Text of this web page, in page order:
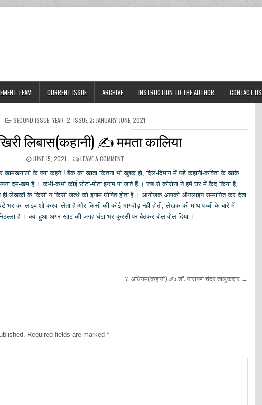
TEAM CURRENT ISSUE ARCHIVE INSTRUCTION TO THE AUTHOR CONTACT US
POSTED
IN
SECOND ISSUE: YEAR: 2, ISSUE:2; JANUARY-JUNE, 2021
लिबास(कहानी) ✍ ममता कालिया
PUBLISHED
JUNE 15, 2021 LEAVE A COMMENT
आखिरी
लिबास(कहानी)
✍
ममता
कालिया
के क्या कहने ! बैंक का खाता कितना भी खुश्क हो, दिल-दिमाग में पड़े कहानी-कविता के खाके
दम-खम है । कभी-कभी कोई छोटा-मोटा इनाम पा जाते हैं । जब से कोरोना ने हमें घर में कैद किया है,
ही लेखकों के किसी न किसी जत्थे को इनाम घोषित होता है । आयोजक आपको ऑनलाइन सम्मानित कर देता
भर का लाइव शो करवा लेता है और किसी की कोई भागदौड़ नहीं होती, लेखक की माथापच्ची के बारे में
है । क्या हुआ अगर खाट की जगह घंटा भर कुरसी पर बैठकर बोल-वोल दिया ।
7. अधिगम(कहानी) ✍ डॉ. नारायण चंद्र तालुकदार →
Required fields are marked*